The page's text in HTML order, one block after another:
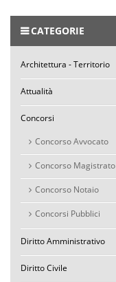
CATEGORIE
Architettura - Territorio
Attualità
Concorsi
Concorso Avvocato
Concorso Magistrato
Concorso Notaio
Concorsi Pubblici
Diritto Amministrativo
Diritto Civile